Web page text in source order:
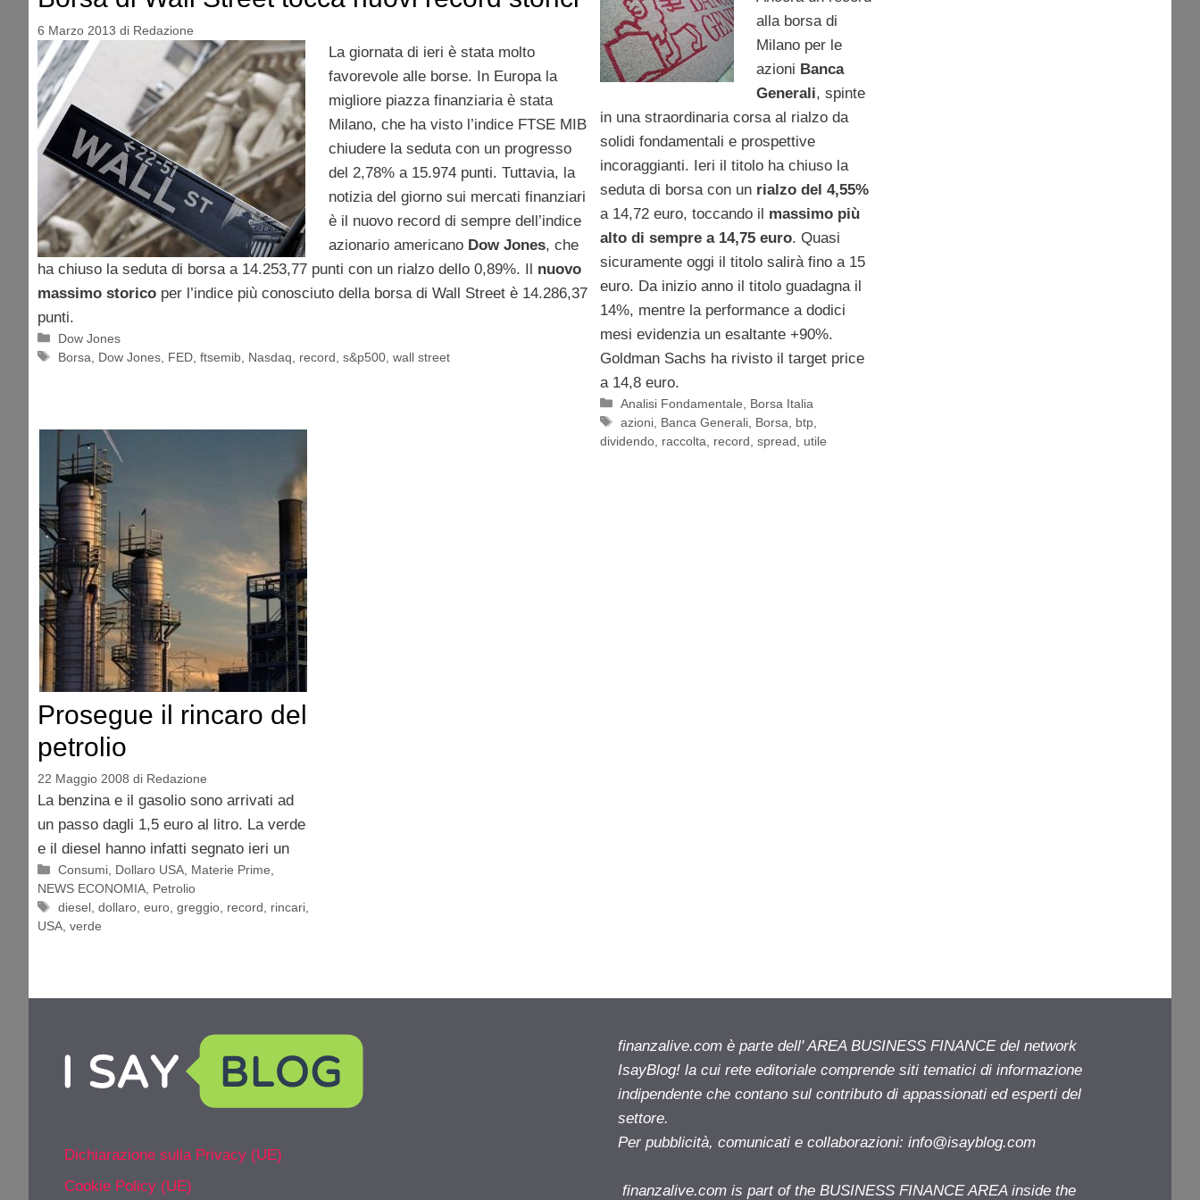
6 Marzo 2013 di Redazione
La giornata di ieri è stata molto
favorevole alle borse. In Europa la
migliore piazza finanziaria è stata
Milano, che ha visto l’indice FTSE MIB
chiudere la seduta con un progresso
del 2,78% a 15.974 punti. Tuttavia, la
notizia del giorno sui mercati finanziari
è il nuovo record di sempre dell’indice
azionario americano Dow Jones, che
ha chiuso la seduta di borsa a 14.253,77 punti con un rialzo dello 0,89%. Il nuovo
massimo storico per l’indice più conosciuto della borsa di Wall Street è 14.286,37
punti.
Categorie
Dow Jones
Tag
Borsa Dow Jones FED ,ftsemib Nasdaq record ,s&p500 ,wall street
alla borsa di
Milano per le
azioni Banca
Generali, spinte
in una straordinaria corsa al rialzo da
solidi fondamentali e prospettive
incoraggianti. Ieri il titolo ha chiuso la
seduta di borsa con un rialzo del 4,55%
a 14,72 euro, toccando il massimo più
alto di sempre a 14,75 euro. Quasi
sicuramente oggi il titolo salirà fino a 15
euro. Da inizio anno il titolo guadagna il
14%, mentre la performance a dodici
mesi evidenzia un esaltante +90%.
Goldman Sachs ha rivisto il target price
a 14,8 euro.
Categorie
Analisi Fondamentale
Borsa Italia
Tag
azioni Banca Generali Borsa btp
dividendo, raccolta record spread utile
Prosegue il rincaro del
petrolio
22 Maggio 2008 di Redazione
La benzina e il gasolio sono arrivati ad
un passo dagli 1,5 euro al litro. La verde
e il diesel hanno infatti segnato ieri un
Categorie
Consumi Dollaro USA Materie Prime
NEWS ECONOMIA Petrolio
Tag
diesel ,dollaro ,euro ,greggio record rincari
USA verde
Dichiarazione sulla Privacy (UE)
Cookie Policy (UE)
finanzalive.com è parte dell' AREA BUSINESS FINANCE del network
IsayBlog! la cui rete editoriale comprende siti tematici di informazione
indipendente che contano sul contributo di appassionati ed esperti del
settore.
Per pubblicità, comunicati e collaborazioni: info@isayblog.com
finanzalive.com is part of the BUSINESS FINANCE AREA inside the